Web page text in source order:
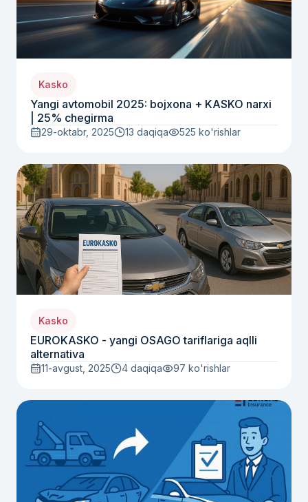
Kasko
Yangi avtomobil 2025: bojxona + KASKO narxi
| 25% chegirma
29-oktabr, 2025 13 daqiqa 525 ko'rishlar
Kasko
EUROKASKO - yangi OSAGO tariflariga aqlli
alternativa
11-avgust, 2025 4 daqiqa 97 ko'rishlar